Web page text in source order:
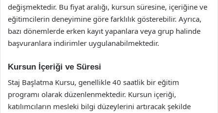
değişmektedir. Bu fiyat aralığı, kursun süresine, içeriğine ve
eğitimcilerin deneyimine göre farklılık gösterebilir. Ayrıca,
bazı dönemlerde erken kayıt yapanlara veya grup halinde
başvuranlara indirimler uygulanabilmektedir.
Kursun İçeriği ve Süresi
Staj Başlatma Kursu, genellikle 40 saatlik bir eğitim
programı olarak düzenlenmektedir. Kursun içeriği,
katılımcıların mesleki bilgi düzeylerini artıracak şekilde